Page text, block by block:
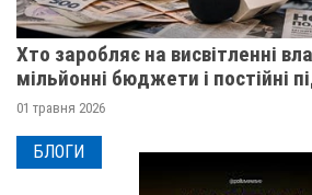
Хто заробляє на висвітленні
мільйонні бюджети і постійні
01 травня 2026
БЛОГИ